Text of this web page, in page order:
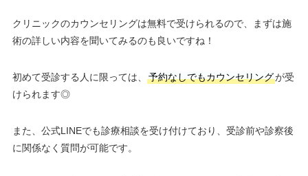
クリニックのカウンセリングは無料で受けられるので、まずは施
術の詳しい内容を聞いてみるのも良いですね！
初めて受診する人に限っては、 予約なしでもカウンセリングが受
けられます◎
また、公式LINEでも診療相談を受け付けており、受診前や診察後
に関係なく質問が可能です。